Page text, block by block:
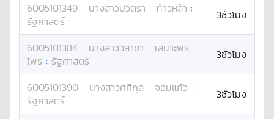
6005101349 นางสาวปวิตรา ท้าวหล้า :
รัฐศาสตร์
3ชั่วโมง
6005101384 นางสาววิสาขา
เสนาะพร
ไพร : รัฐศาสตร์ 3ชั่วโมง
6005101390 นางสาวศศิกุล จอมแก้ว :
รัฐศาสตร์
3ชั่วโมง